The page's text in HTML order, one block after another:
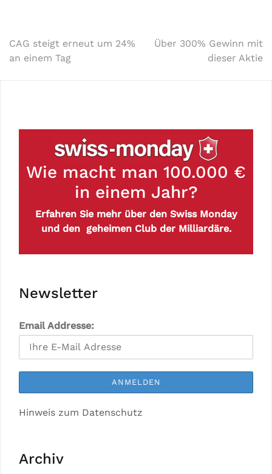
CAG steigt erneut um 24%
an einem Tag
Über 300% Gewinn mit
dieser Aktie
Wie macht man 100.000 €
in einem Jahr?
Erfahren Sie mehr über den Swiss Monday
und den geheimen Club der Milliardäre.
Newsletter
Email Addresse:
Hinweis zum Datenschutz
Archiv